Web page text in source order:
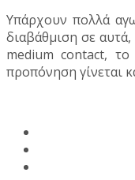
Υπάρχουν πολλά
διαβάθμιση σε
medium contact,
προπόνηση γίνεται